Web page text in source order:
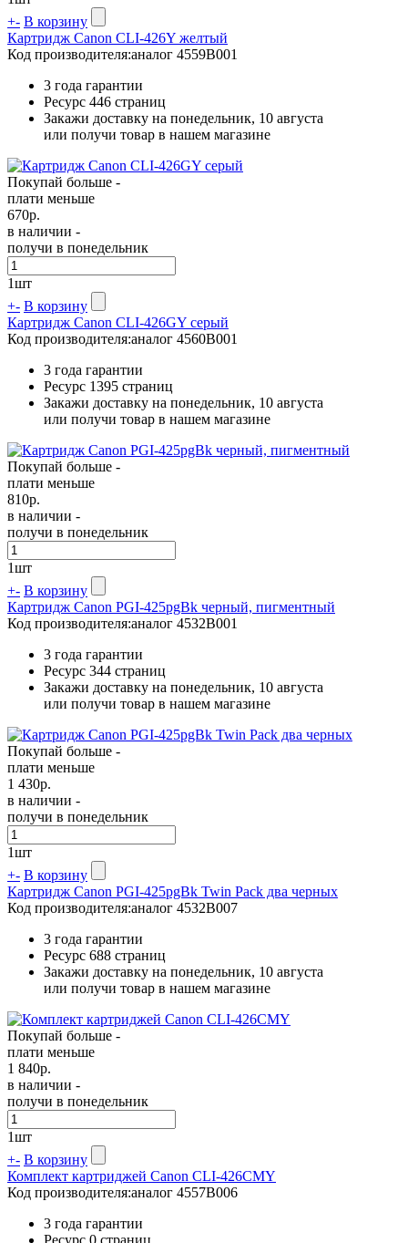
+- В корзину
Картридж Canon CLI-426Y желтый
Код производителя:аналог 4559B001
3 года гарантии
Ресурс 446 страниц
Закажи доставку на понедельник, 10 августа
или получи товар в нашем магазине
Покупай больше -
плати меньше
670р.
в наличии -
получи в понедельник
1шт
+- В корзину
Картридж Canon CLI-426GY серый
Код производителя:аналог 4560B001
3 года гарантии
Ресурс 1395 страниц
Закажи доставку на понедельник, 10 августа
или получи товар в нашем магазине
Покупай больше -
плати меньше
810р.
в наличии -
получи в понедельник
1шт
+- В корзину
Картридж Canon PGI-425pgBk черный, пигментный
Код производителя:аналог 4532B001
3 года гарантии
Ресурс 344 страниц
Закажи доставку на понедельник, 10 августа
или получи товар в нашем магазине
Покупай больше -
плати меньше
1 430р.
в наличии -
получи в понедельник
1шт
+- В корзину
Картридж Canon PGI-425pgBk Twin Pack два черных
Код производителя:аналог 4532B007
3 года гарантии
Ресурс 688 страниц
Закажи доставку на понедельник, 10 августа
или получи товар в нашем магазине
Покупай больше -
плати меньше
1 840р.
в наличии -
получи в понедельник
1шт
+- В корзину
Комплект картриджей Canon CLI-426CMY
Код производителя:аналог 4557B006
3 года гарантии
Ресурс 0 страниц